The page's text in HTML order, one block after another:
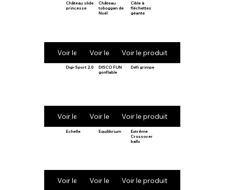
Château slide
princesse
Voir le produit
Château
toboggan de
Noël
Voir le produit
Cible à
fléchettes
géante
Voir le produit
Digi-Sport 2.0
Voir le produit
DISCO FUN
gonflable
Voir le produit
Défi grimpe
Voir le produit
Echelle
Voir le produit
Equilibrium
Voir le produit
Extrême
Crossover
balls
Voir le produit